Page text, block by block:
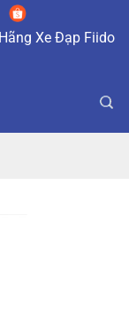
Xe Đạp Fiido